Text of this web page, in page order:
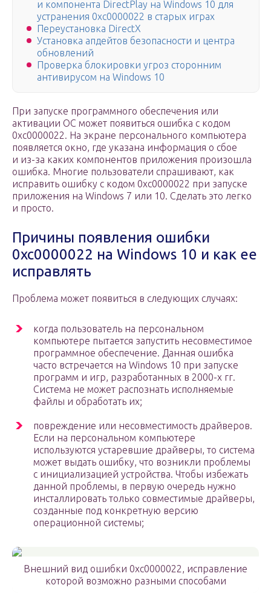
и компонента DirectPlay на Windows 10 для
устранения 0xc0000022 в старых играх
Переустановка DirectX
Установка апдейтов безопасности и центра
обновлений
Проверка блокировки угроз сторонним
антивирусом на Windows 10
При запуске программного обеспечения или
активации ОС может появиться ошибка с кодом
0xc0000022. На экране персонального компьютера
появляется окно, где указана информация о сбое
и из-за каких компонентов приложения произошла
ошибка. Многие пользователи спрашивают, как
исправить ошибку с кодом 0xc0000022 при запуске
приложения на Windows 7 или 10. Сделать это легко
и просто.
Причины появления ошибки
0xc0000022 на Windows 10 и как ее
исправлять
Проблема может появиться в следующих случаях:
когда пользователь на персональном
компьютере пытается запустить несовместимое
программное обеспечение. Данная ошибка
часто встречается на Windows 10 при запуске
программ и игр, разработанных в 2000-х гг.
Система не может распознать исполняемые
файлы и обработать их;
повреждение или несовместимость драйверов.
Если на персональном компьютере
используются устаревшие драйверы, то система
может выдать ошибку, что возникли проблемы
с инициализацией устройства. Чтобы избежать
данной проблемы, в первую очередь нужно
инсталлировать только совместимые драйверы,
созданные под конкретную версию
операционной системы;
Внешний вид ошибки 0xc0000022, исправление
которой возможно разными способами